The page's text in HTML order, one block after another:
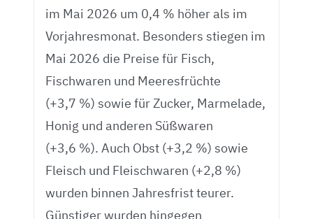
im Mai 2026 um 0,4 % höher als im
Vorjahresmonat. Besonders stiegen im
Mai 2026 die Preise für Fisch,
Fischwaren und Meeresfrüchte
(+3,7 %) sowie für Zucker, Marmelade,
Honig und anderen Süßwaren
(+3,6 %). Auch Obst (+3,2 %) sowie
Fleisch und Fleischwaren (+2,8 %)
wurden binnen Jahresfrist teurer.
Günstiger wurden hingegen